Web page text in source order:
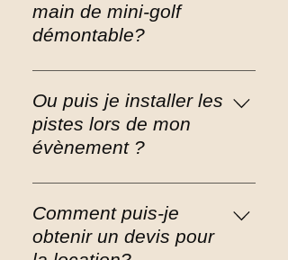
main de mini-golf
démontable?
Le système est facile à
installer et à démonter. Il
est livré prêt à l’emploi pour
votre événement.
Ou puis je installer les
pistes lors de mon
évènement ?
Parfait pour utilisation à
l’intérieur comme à
l’extérieur. Nos parcours
miniature sont résistant à la
Comment puis-je
obtenir un devis pour